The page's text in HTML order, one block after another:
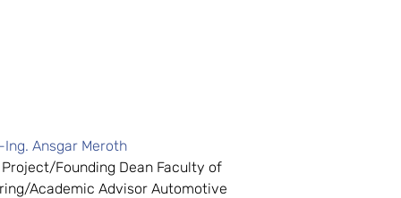
Ing. Ansgar Meroth
Founding Dean Faculty of
Academic Advisor Automotive